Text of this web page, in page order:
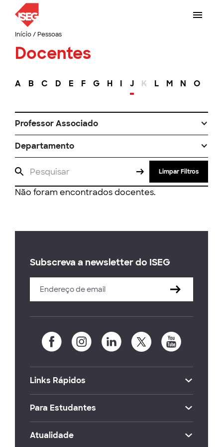
Início/ Pessoas
Docentes
A B C D E F G H I J K L M N O
Professor Associado
Departamento
Limpar Filtros
Não foram encontrados docentes.
Subscreva a newsletter do ISEG
Links Rápidos
Para Estudantes
Atualidade